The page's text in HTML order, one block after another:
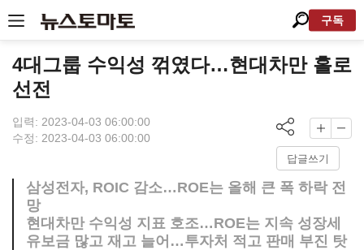
구독
4대그룹 수익성 꺾였다…현대차만 홀로
선전
입력: 2023-04-03 06:00:00
수정: 2023-04-03 06:00:00
답글쓰기
삼성전자, ROIC 감소…ROE는 올해 큰 폭 하락 전
망
현대차만 수익성 지표 호조…ROE는 지속 성장세
유보금 많고 재고 늘어…투자처 적고 판매 부진 탓